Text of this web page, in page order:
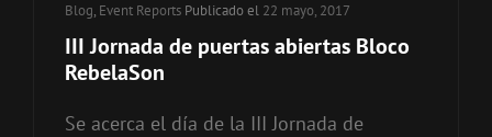
Blog, Event Reports Publicado el 22 mayo, 2017
III Jornada de puertas abiertas Bloco
RebelaSon
Se acerca el día de la III Jornada de